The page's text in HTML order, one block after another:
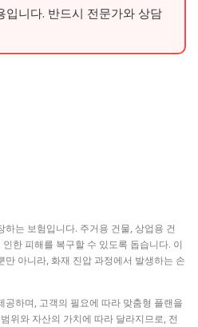
입니다. 반드시 전문가와 상담
는 보험입니다. 주거용 건물, 상업용 건
한 피해를 복구할 수 있도록 돕습니다. 이
아니라, 화재 진압 과정에서 발생하는 손
하며, 고객의 필요에 따라 맞춤형 플랜을
위와 자산의 가치에 따라 달라지므로, 전